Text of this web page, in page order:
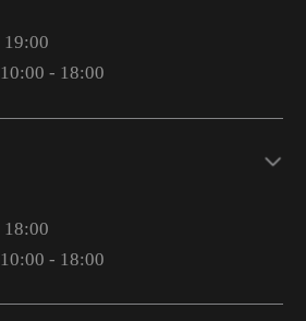
- 18:00
- 18:00